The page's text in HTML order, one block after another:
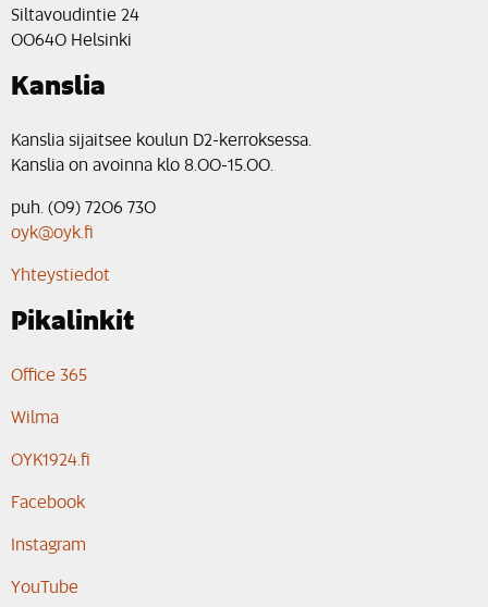
Siltavoudintie 24
00640 Helsinki
Kanslia
Kanslia sijaitsee koulun D2-kerroksessa.
Kanslia on avoinna klo 8.00-15.00.
puh. (09) 7206 730
oyk@oyk.fi
Yhteystiedot
Pikalinkit
Office 365
Wilma
OYK1924.fi
Facebook
Instagram
YouTube